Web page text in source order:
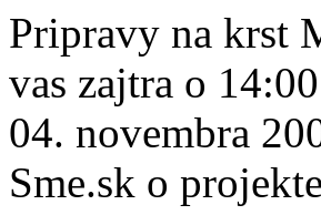
Pripravy na krst
vas zajtra o
04. novembra
Sme.sk o